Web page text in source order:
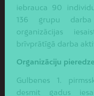
iebrauca 90
136 grupu
organizācijas
brīvprātīgā darba
Organizāciju
Gulbenes 1.
desmit gadus